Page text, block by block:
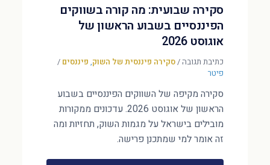
סקירה שבועית: מה קורה בשווקים
הפיננסיים בשבוע הראשון של
אוגוסט 2026
כתיבת תגובה/סקירה פיננסית של השוק, פיננסים /
פיטר
סקירה מקיפה של השווקים הפיננסיים בשבוע
הראשון של אוגוסט 2026. עדכונים ממקורות
מובילים בישראל על מגמות השוק, תחזיות ומה
זה אומר למי שמתכנן פרישה.